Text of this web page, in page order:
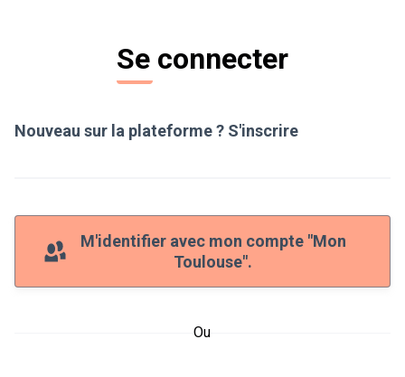
Se connecter
Nouveau sur la plateforme ? S'inscrire
M'identifier avec mon compte "Mon
Toulouse".
Ou